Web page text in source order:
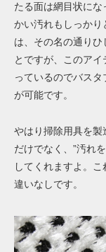
たる面は網目状に
かい汚れもしっかり
は、その名の通り
とですが、このア
っているのでバス
が可能です。
やはり掃除用具を
だけでなく、”汚れ
してくれますよ。
違いなしです。